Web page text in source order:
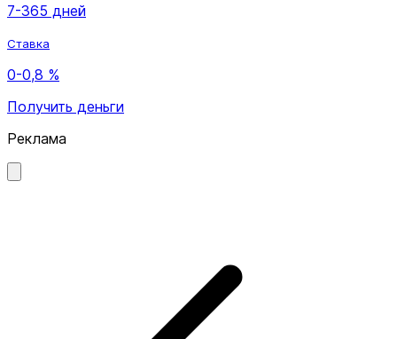
7-365 дней
Ставка
0-0,8 %
Получить деньги
Реклама